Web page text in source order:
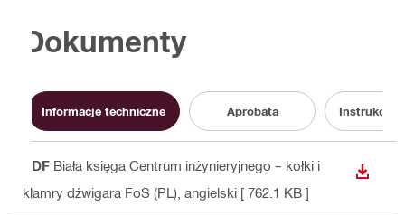
Dokumenty
Informacje techniczne Aprobata Instrukcja
PDF Biała księga Centrum inżynieryjnego – kołki i
klamry dźwigara FoS (PL) , angielski [ 762.1 KB ]